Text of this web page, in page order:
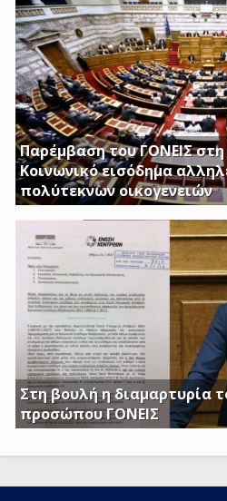
Παρέμβαση του ΓΟΝΕΙΣ
Κοινωνικό εισόδημα
πολύτεκνων οικογενειών
Απαιτούμε να εξαιρεθούν τα
Τέκνων, καθώς και το Ειδικό
Τρίτεκνες – Πολύτεκνες
κριτήρια όπως αυτά
1-2017 ΦΕΚ
Στη βουλή η διαμαρτυρία
προσώπου ΓΟΝΕΙΣ
Γ. Κατσιαντώνης: Φορολογείτε
Απόφαση και τα επιδόματα των